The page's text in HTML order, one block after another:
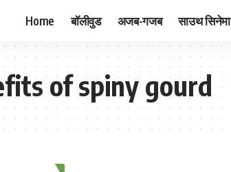
Home बॉलीवुड अजब-गजब साउथ सिनेमा
of spiny gourd